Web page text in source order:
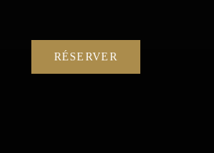
RÉSERVER